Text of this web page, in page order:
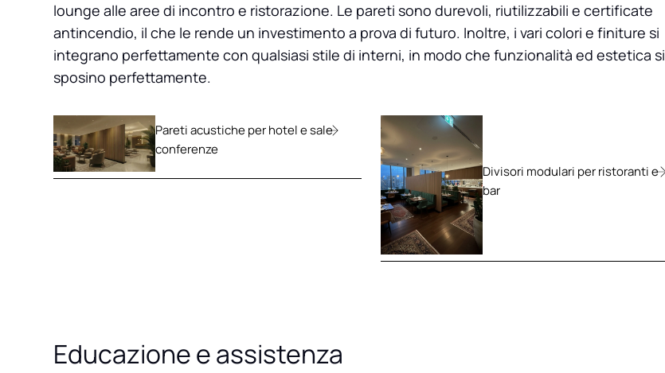
lounge alle aree di incontro e ristorazione. Le pareti sono durevoli, riutilizzabili e certificate
antincendio, il che le rende un investimento a prova di futuro. Inoltre, i vari colori e finiture si
integrano perfettamente con qualsiasi stile di interni, in modo che funzionalità ed estetica si
sposino perfettamente.
Pareti acustiche per hotel e sale
conferenze
Divisori modulari per ristoranti e
bar
Educazione e assistenza